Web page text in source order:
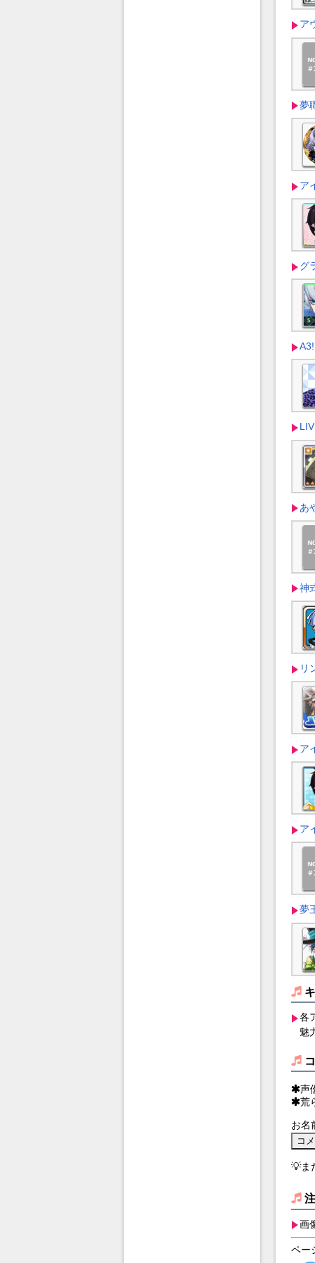
ア
夢
ア
グ
A3!
あ
神
リ
ア
ア
夢
各
魅
声
荒
お名
💡ま
画
ペー